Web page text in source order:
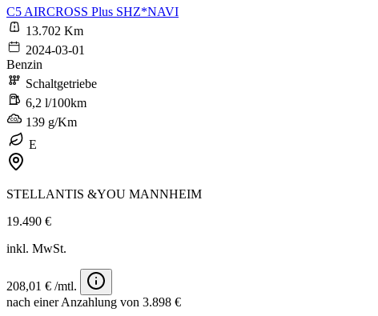
C5 AIRCROSS Plus SHZ*NAVI
13.702 Km
2024-03-01
Benzin
Schaltgetriebe
6,2 l/100km
139 g/Km
E
STELLANTIS &YOU MANNHEIM
19.490 €
inkl. MwSt.
208,01 € /mtl.
nach einer Anzahlung von 3.898 €